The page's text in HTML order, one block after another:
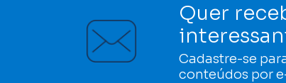
Quer
Cadastre-se
conteúdos por